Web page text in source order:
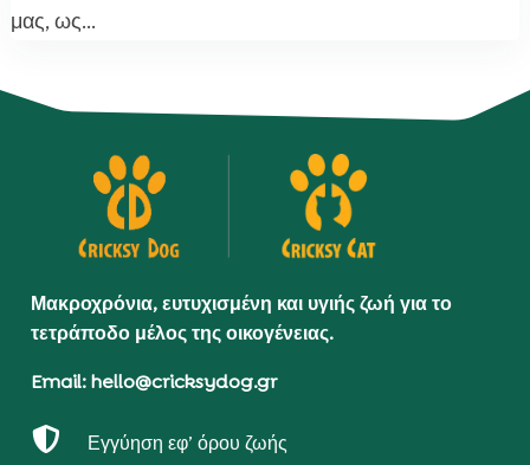
μας, ως...
Μακροχρόνια, ευτυχισμένη και υγιής ζωή για το
τετράποδο μέλος της οικογένειας.
Email: hello@cricksydog.gr
 Εγγύηση εφ’ όρου ζωής